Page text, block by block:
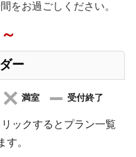
をお過ごしください。
ー
満室 受付終了
ックするとプラン一覧
す。